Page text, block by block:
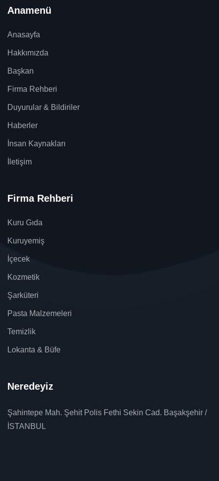
Anamenü
Anasayfa
Hakkımızda
Başkan
Firma Rehberi
Duyurular & Bildiriler
Haberler
İnsan Kaynakları
İletişim
Firma Rehberi
Kuru Gıda
Kuruyemiş
İçecek
Kozmetik
Şarküteri
Pasta Malzemeleri
Temizlik
Lokanta & Büfe
Neredeyiz
Şahintepe Mah. Şehit Polis Fethi Sekin Cad. Başakşehir /
İSTANBUL